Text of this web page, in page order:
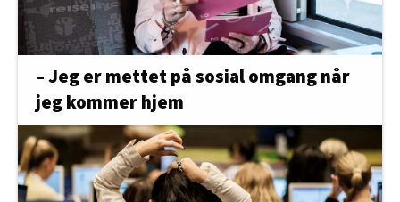
– Jeg er mettet på sosial omgang når
jeg kommer hjem